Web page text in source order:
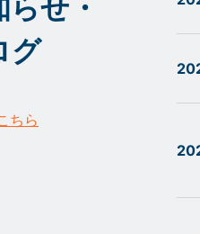
らせ・
グ
ちら